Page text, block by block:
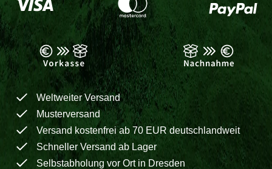
Weltweiter Versand
Musterversand
Versand kostenfrei ab 70 EUR deutschlandweit
Schneller Versand ab Lager
Selbstabholung vor Ort in Dresden